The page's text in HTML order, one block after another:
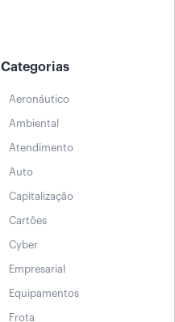
Categorias
Aeronáutico
Ambiental
Atendimento
Auto
Capitalização
Cartões
Cyber
Empresarial
Equipamentos
Frota